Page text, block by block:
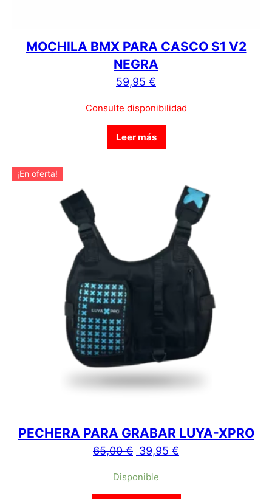
MOCHILA BMX PARA CASCO S1 V2
NEGRA
59,95 €
Consulte disponibilidad
Leer más
¡En oferta!
PECHERA PARA GRABAR LUYA-XPRO
65,00€ El precio original era:
39,95 €
Disponible